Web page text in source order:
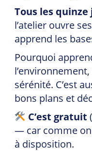
Tous les
l’atelier ouvre
apprend les
Pourquoi
sérénité. C’est
bons plans et
C’est gratuit
— car comme
à disposition.